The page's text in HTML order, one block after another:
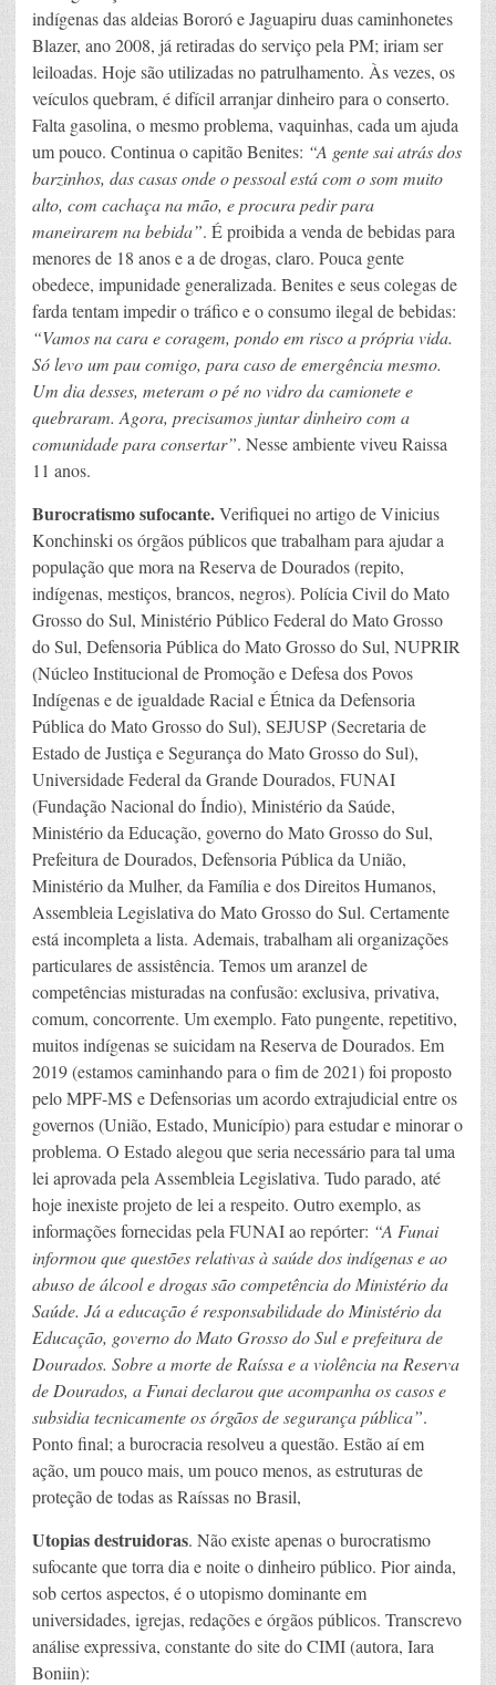
indígenas das aldeias Bororó e Jaguapiru duas caminhonetes
Blazer, ano 2008, já retiradas do serviço pela PM; iriam ser
leiloadas. Hoje são utilizadas no patrulhamento. Às vezes, os
veículos quebram, é difícil arranjar dinheiro para o conserto.
Falta gasolina, o mesmo problema, vaquinhas, cada um ajuda
um pouco. Continua o capitão Benites: “A gente sai atrás dos
barzinhos, das casas onde o pessoal está com o som muito
alto, com cachaça na mão, e procura pedir para
maneirarem na bebida”. É proibida a venda de bebidas para
menores de 18 anos e a de drogas, claro. Pouca gente
obedece, impunidade generalizada. Benites e seus colegas de
farda tentam impedir o tráfico e o consumo ilegal de bebidas:
“Vamos na cara e coragem, pondo em risco a própria vida.
Só levo um pau comigo, para caso de emergência mesmo.
Um dia desses, meteram o pé no vidro da camionete e
quebraram. Agora, precisamos juntar dinheiro com a
comunidade para consertar”. Nesse ambiente viveu Raissa
11 anos.
Burocratismo sufocante.Verifiquei no artigo de Vinicius
Konchinski os órgãos públicos que trabalham para ajudar a
população que mora na Reserva de Dourados (repito,
indígenas, mestiços, brancos, negros). Polícia Civil do Mato
Grosso do Sul, Ministério Público Federal do Mato Grosso
do Sul, Defensoria Pública do Mato Grosso do Sul, NUPRIR
(Núcleo Institucional de Promoção e Defesa dos Povos
Indígenas e de igualdade Racial e Étnica da Defensoria
Pública do Mato Grosso do Sul), SEJUSP (Secretaria de
Estado de Justiça e Segurança do Mato Grosso do Sul),
Universidade Federal da Grande Dourados, FUNAI
(Fundação Nacional do Índio), Ministério da Saúde,
Ministério da Educação, governo do Mato Grosso do Sul,
Prefeitura de Dourados, Defensoria Pública da União,
Ministério da Mulher, da Família e dos Direitos Humanos,
Assembleia Legislativa do Mato Grosso do Sul. Certamente
está incompleta a lista. Ademais, trabalham ali organizações
particulares de assistência. Temos um aranzel de
competências misturadas na confusão: exclusiva, privativa,
comum, concorrente. Um exemplo. Fato pungente, repetitivo,
muitos indígenas se suicidam na Reserva de Dourados. Em
2019 (estamos caminhando para o fim de 2021) foi proposto
pelo MPF-MS e Defensorias um acordo extrajudicial entre os
governos (União, Estado, Município) para estudar e minorar o
problema. O Estado alegou que seria necessário para tal uma
lei aprovada pela Assembleia Legislativa. Tudo parado, até
hoje inexiste projeto de lei a respeito. Outro exemplo, as
informações fornecidas pela FUNAI ao repórter: “A Funai
informou que questões relativas à saúde dos indígenas e ao
abuso de álcool e drogas são competência do Ministério da
Saúde. Já a educação é responsabilidade do Ministério da
Educação, governo do Mato Grosso do Sul e prefeitura de
Dourados. Sobre a morte de Raíssa e a violência na Reserva
de Dourados, a Funai declarou que acompanha os casos e
subsidia tecnicamente os órgãos de segurança pública”.
Ponto final; a burocracia resolveu a questão. Estão aí em
ação, um pouco mais, um pouco menos, as estruturas de
proteção de todas as Raíssas no Brasil,
Utopias destruidoras. Não existe apenas o burocratismo
sufocante que torra dia e noite o dinheiro público. Pior ainda,
sob certos aspectos, é o utopismo dominante em
universidades, igrejas, redações e órgãos públicos. Transcrevo
análise expressiva, constante do site do CIMI (autora, Iara
Boniin):